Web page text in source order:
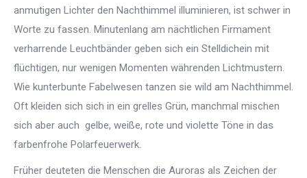
anmutigen Lichter den Nachthimmel illuminieren, ist schwer in
Worte zu fassen. Minutenlang am nächtlichen Firmament
verharrende Leuchtbänder geben sich ein Stelldichein mit
flüchtigen, nur wenigen Momenten währenden Lichtmustern.
Wie kunterbunte Fabelwesen tanzen sie wild am Nachthimmel.
Oft kleiden sich sich in ein grelles Grün, manchmal mischen
sich aber auch gelbe, weiße, rote und violette Töne in das
farbenfrohe Polarfeuerwerk.
Früher deuteten die Menschen die Auroras als Zeichen der